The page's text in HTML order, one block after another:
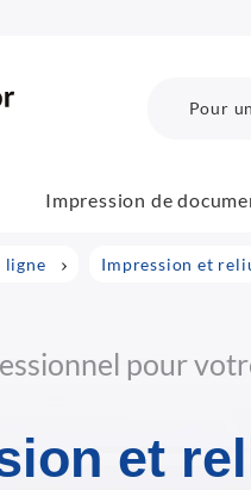
Pour
Impression de
ligne Impression et
pour
et